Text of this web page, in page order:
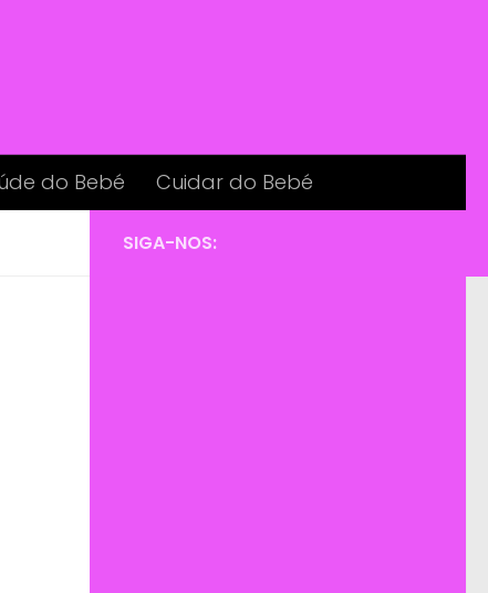
do Bebé Cuidar do Bebé
SIGA-NOS: